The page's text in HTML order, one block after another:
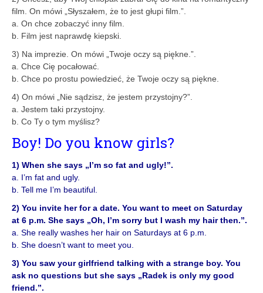
film. On mówi „Słyszałem, że to jest głupi film.”.
a. On chce zobaczyć inny film.
b. Film jest naprawdę kiepski.
3) Na imprezie. On mówi „Twoje oczy są piękne.”.
a. Chce Cię pocałować.
b. Chce po prostu powiedzieć, że Twoje oczy są piękne.
4) On mówi „Nie sądzisz, że jestem przystojny?”.
a. Jestem taki przystojny.
b. Co Ty o tym myślisz?
Boy! Do you know girls?
1) When she says „I’m so fat and ugly!”.
a. I’m fat and ugly.
b. Tell me I’m beautiful.
2) You invite her for a date. You want to meet on Saturday
at 6 p.m. She says „Oh, I’m sorry but I wash my hair then.”.
a. She really washes her hair on Saturdays at 6 p.m.
b. She doesn’t want to meet you.
3) You saw your girlfriend talking with a strange boy. You
ask no questions but she says „Radek is only my good
friend.”.